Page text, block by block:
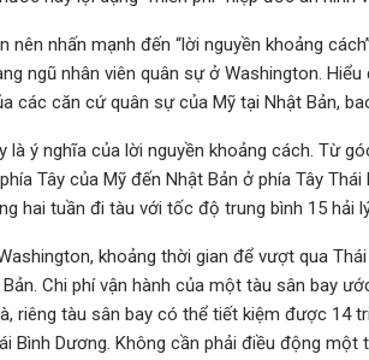
nên nhấn mạnh đến “lời nguyền khoảng
ngũ nhân viên quân sự ở Washington.
các căn cứ quân sự của Mỹ tại Nhật Bản,
là ý nghĩa của lời nguyền khoảng cách. Từ
Tây của Mỹ đến Nhật Bản ở phía Tây
hai tuần đi tàu với tốc độ trung bình 15 hải
khoảng thời gian để vượt qua
Chi phí vận hành của một tàu sân bay
riêng tàu sân bay có thể tiết kiệm được 14
Bình Dương. Không cần phải điều động một